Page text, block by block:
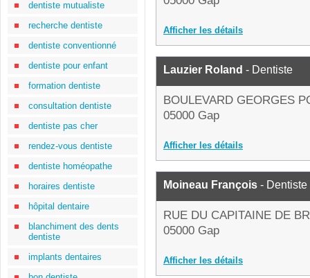
dentiste mutualiste
recherche dentiste
dentiste conventionné
dentiste pour enfant
formation dentiste
consultation dentiste
dentiste pas cher
rendez-vous dentiste
dentiste homéopathe
horaires dentiste
hôpital dentaire
blanchiment des dents
dentiste
implants dentaires
Afficher les détails
Lauzier Roland - Dentiste
BOULEVARD GEORGES
05000 Gap
Afficher les détails
Moineau François - Dentiste
RUE DU CAPITAINE DE
05000 Gap
Afficher les détails